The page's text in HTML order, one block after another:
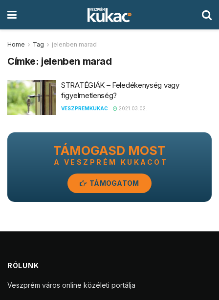
Home Tag jelenben marad
Címke: jelenben marad
STRATÉGIÁK – Feledékenység vagy
figyelmetlenség?
VESZPREMKUKAC 2021.03.02.
TÁMOGASD MOST
A VESZPRÉM KUKACOT
TÁMOGATOM
RÓLUNK
Veszprém város online közéleti portálja